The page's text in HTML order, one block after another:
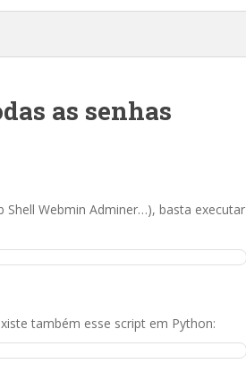
as senhas
Shell Webmin Adminer…), basta executar
também esse script em Python: